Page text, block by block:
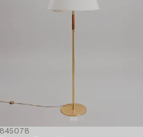
845078